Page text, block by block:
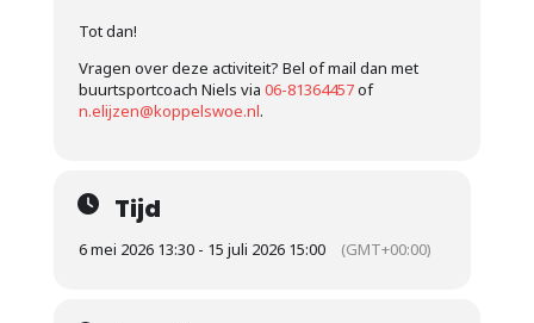
Tot dan!
Vragen over deze activiteit? Bel of mail dan met
buurtsportcoach Niels via 06-81364457of
n.elijzen@koppelswoe.nl.
Tijd
6 mei 2026 13:30 - 15 juli 2026 15:00 (GMT+00:00)